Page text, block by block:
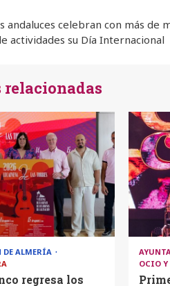
andaluces celebran con más de
actividades su Día Internacional
ALMERÍA
regresa los
OCIO